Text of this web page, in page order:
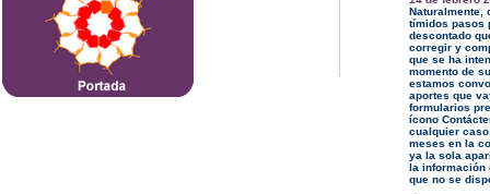
Naturalmente,
tímidos pasos
descontado
corregir y
que se ha
momento de
estamos
aportes que
formularios
ícono
cualquier
meses en la
ya la sola
la información
que no se